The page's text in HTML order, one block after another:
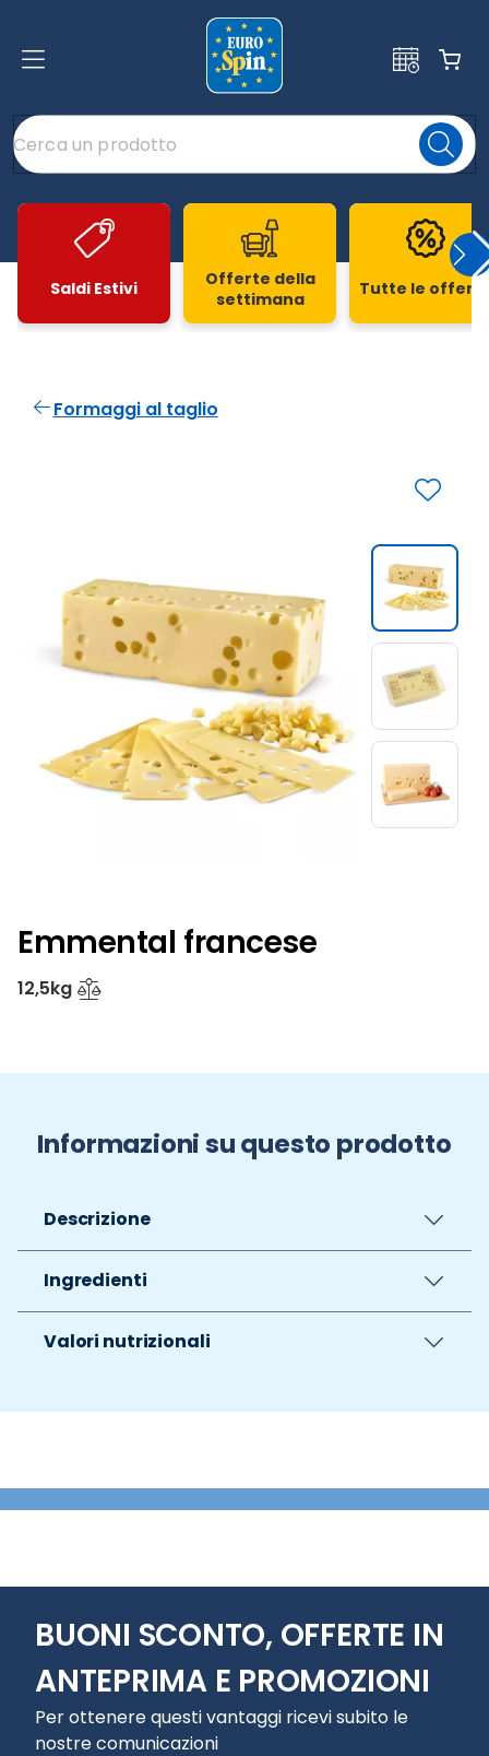
Saldi Estivi
Offerte della
settimana
Tutte le
Formaggi al taglio
Emmental francese
12,5kg
Informazioni su questo prodotto
Descrizione
Ingredienti
Valori nutrizionali
BUONI SCONTO, OFFERTE IN
ANTEPRIMA E PROMOZIONI
Per ottenere questi vantaggi ricevi subito le
nostre comunicazioni